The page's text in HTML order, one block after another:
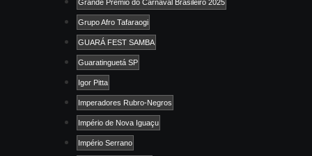
Grande Prêmio do Carnaval Brasileiro 2025
Grupo Afro Tafaraogi
GUARÁ FEST SAMBA
Guaratinguetá SP
Igor Pitta
Imperadores Rubro-Negros
Império de Nova Iguaçu
Império Serrano